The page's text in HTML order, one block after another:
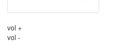
vol +
vol -